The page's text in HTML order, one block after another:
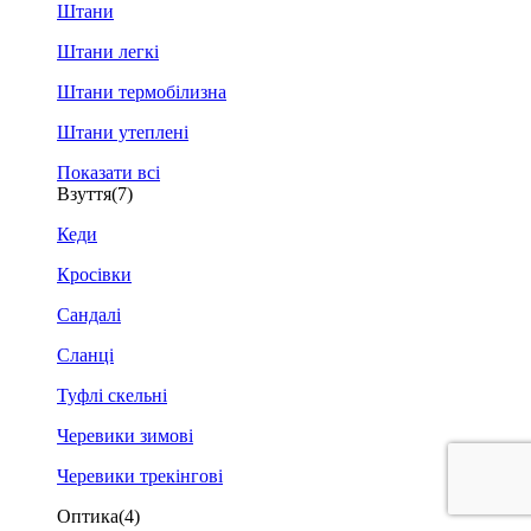
Штани
Штани легкі
Штани термобілизна
Штани утеплені
Показати всі
Взуття(7)
Кеди
Кросівки
Сандалі
Сланці
Туфлі скельні
Черевики зимові
Черевики трекінгові
Оптика(4)